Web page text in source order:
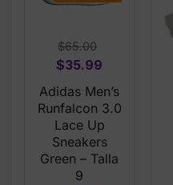
$65.00
Original
price
was:
$65.00.
$35.99
price
is:
$35.99.
Adidas Men’s
Runfalcon 3.0
Lace Up
Sneakers
Green – Talla
9